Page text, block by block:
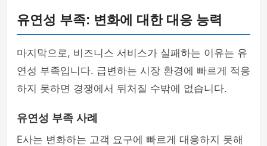
유연성 부족: 변화에 대한 대응 능력
마지막으로, 비즈니스 서비스가 실패하는 이유는 유
연성 부족입니다. 급변하는 시장 환경에 빠르게 적응
하지 못하면 경쟁에서 뒤처질 수밖에 없습니다.
유연성 부족 사례
E사는 변화하는 고객 요구에 빠르게 대응하지 못해